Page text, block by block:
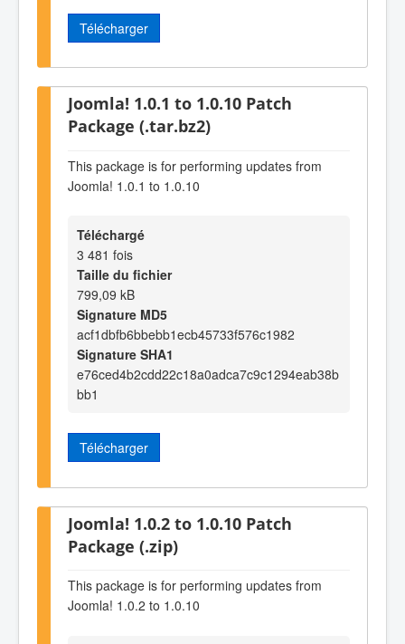
Télécharger
Joomla! 1.0.1 to 1.0.10 Patch
Package (.tar.bz2)
This package is for performing updates from
Joomla! 1.0.1 to 1.0.10
Téléchargé
3 481 fois
Taille du fichier
799,09 kB
Signature MD5
acf1dbfb6bbebb1ecb45733f576c1982
Signature SHA1
e76ced4b2cdd22c18a0adca7c9c1294eab38b
bb1
Télécharger
Joomla! 1.0.2 to 1.0.10 Patch
Package (.zip)
This package is for performing updates from
Joomla! 1.0.2 to 1.0.10